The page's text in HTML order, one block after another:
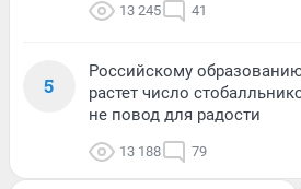
13 245 41
5
Российскому
растет число
не повод для радости
13 188 79